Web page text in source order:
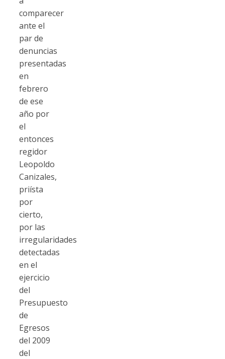
comparecer
ante el
par de
denuncias
presentadas
en
febrero
de ese
año por
el
entonces
regidor
Leopoldo
Canizales,
priísta
por
cierto,
por las
irregularidades
detectadas
en el
ejercicio
del
Presupuesto
de
Egresos
del 2009
del